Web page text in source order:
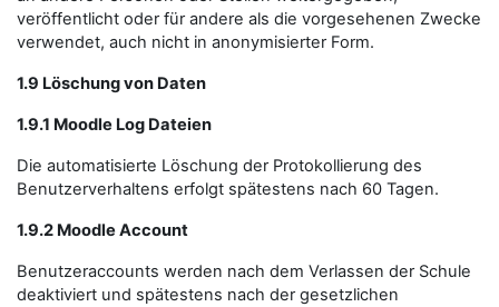
veröffentlicht oder für andere als die vorgesehenen Zwecke
verwendet, auch nicht in anonymisierter Form.
1.9 Löschung von Daten
1.9.1 Moodle Log Dateien
Die automatisierte Löschung der Protokollierung des
Benutzerverhaltens erfolgt spätestens nach 60 Tagen.
1.9.2 Moodle Account
Benutzeraccounts werden nach dem Verlassen der Schule
deaktiviert und spätestens nach der gesetzlichen